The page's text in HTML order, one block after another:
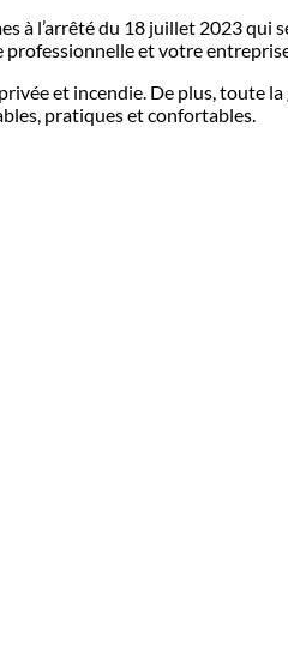
à l’arrêté du 18 juillet 2023 qui
professionnelle et votre
et incendie. De plus, toute
pratiques et confortables.